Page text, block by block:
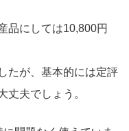
品にしては10,800円
たが、基本的には定評
丈夫でしょう。